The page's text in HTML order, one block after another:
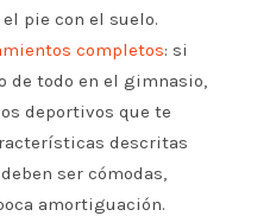
pie con el suelo.
completos: si
de todo en el gimnasio,
deportivos que te
descritas
ser cómodas,
amortiguación.